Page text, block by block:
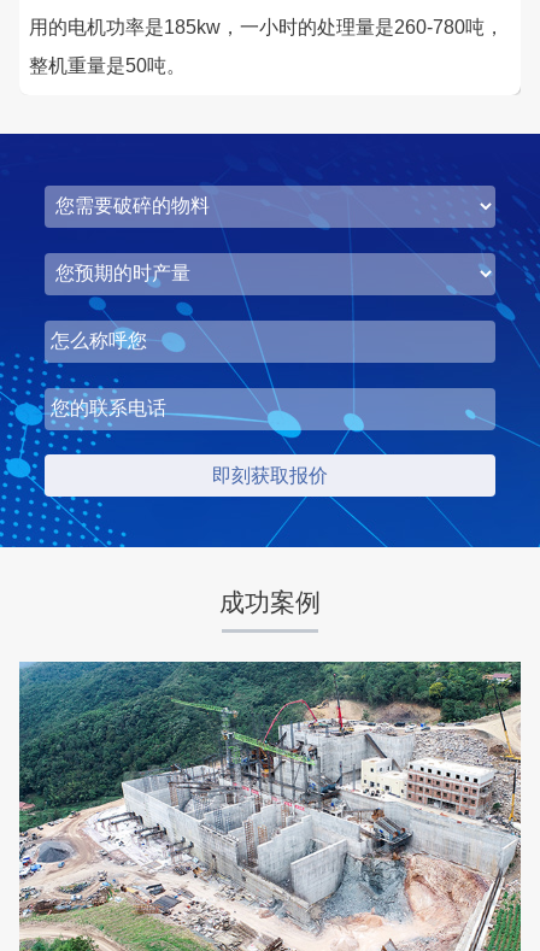
用的电机功率是185kw，一小时的处理量是260-780吨，
整机重量是50吨。
成功案例
湖北省中昇东浩荆门建材时产500-600吨机制砂项目
项目坐标
湖北省荆门市
设计产能
时产500-600吨
项目业主
中昇东浩荆门建材
生产原料
石灰石
咨询该项目执行经理